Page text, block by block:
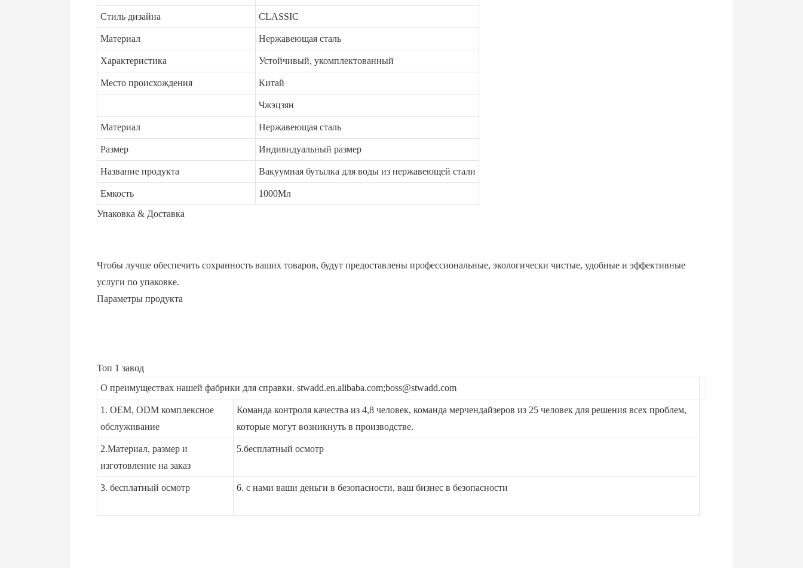
Стиль дизайна CLASSIC
Материал Нержавеющая сталь
Характеристика Устойчивый, укомплектованный
Место происхождения Китай
Чжэцзян
Материал Нержавеющая сталь
Размер Индивидуальный размер
Название продукта Вакуумная бутылка для воды из нержавеющей стали
Емкость
1000Мл
Упаковка & Доставка
Чтобы лучше обеспечить сохранность ваших товаров, будут предоставлены профессиональные, экологически чистые, удобные и эффективные
услуги по упаковке.
Параметры продукта
Топ 1 завод
О преимуществах нашей фабрики для справки. stwadd.en.alibaba.com;boss@stwadd.com
1. OEM, ODM комплексное
обслуживание
Команда контроля качества из 4,8 человек, команда мерчендайзеров из 25 человек для решения всех проблем,
которые могут возникнуть в производстве.
2.Материал, размер и
изготовление на заказ
5.бесплатный осмотр
3. бесплатный осмотр 6. с нами ваши деньги в безопасности, ваш бизнес в безопасности